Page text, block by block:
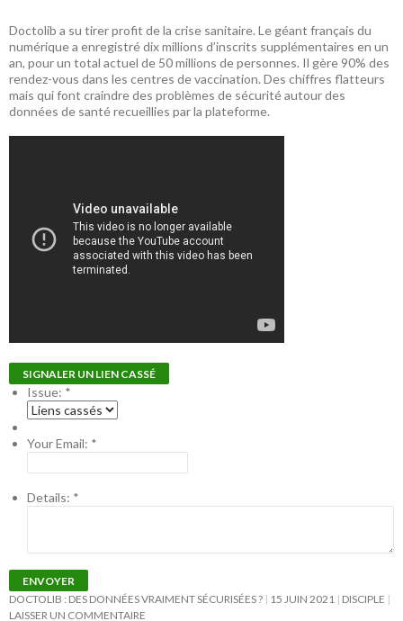
Doctolib a su tirer profit de la crise sanitaire. Le géant français du
numérique a enregistré dix millions d’inscrits supplémentaires en un
an, pour un total actuel de 50 millions de personnes. Il gère 90% des
rendez-vous dans les centres de vaccination. Des chiffres flatteurs
mais qui font craindre des problèmes de sécurité autour des
données de santé recueillies par la plateforme.
SIGNALER UN LIEN CASSÉ
Issue: *
Your Email: *
Details: *
ENVOYER
DOCTOLIB : DES DONNÉES VRAIMENT SÉCURISÉES ?
15 JUIN 2021 DISCIPLE
LAISSER UN COMMENTAIRE